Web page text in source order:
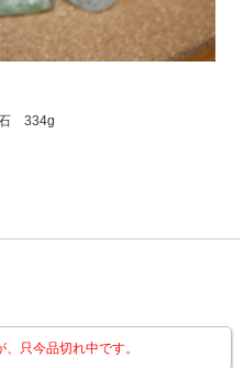
石 334g
只今品切れ中です。